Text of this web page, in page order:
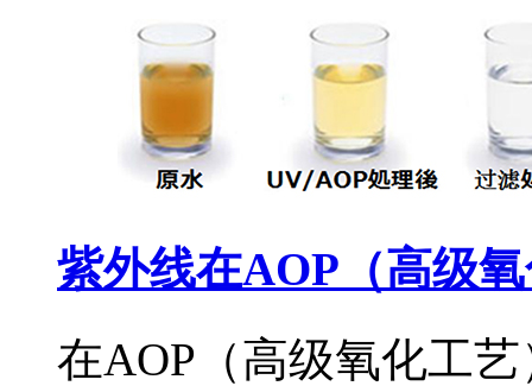
紫外线在AOP（高级
在AOP（高级氧化工